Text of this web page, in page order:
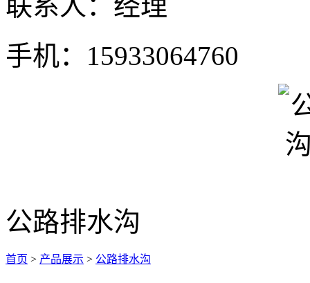
手机：15933064760
公路排水沟
首页 > 产品展示 > 公路排水沟